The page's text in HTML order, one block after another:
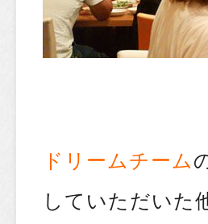
ドリームチーム
していただいた